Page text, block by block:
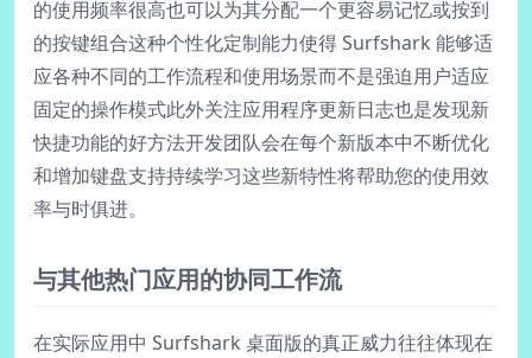
的使用频率很高也可以为其分配一个更容易记忆或按到
的按键组合这种个性化定制能力使得 Surfshark 能够适
应各种不同的工作流程和使用场景而不是强迫用户适应
固定的操作模式此外关注应用程序更新日志也是发现新
快捷功能的好方法开发团队会在每个新版本中不断优化
和增加键盘支持持续学习这些新特性将帮助您的使用效
率与时俱进。
与其他热门应用的协同工作流
在实际应用中 Surfshark 桌面版的真正威力往往体现在